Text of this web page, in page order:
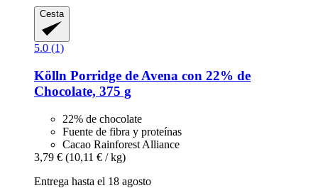
Cesta
5.0 (1)
Kölln Porridge de Avena con 22% de
Chocolate, 375 g
22% de chocolate
Fuente de fibra y proteínas
Cacao Rainforest Alliance
3,79 € (10,11 € / kg)
Entrega hasta el 18 agosto